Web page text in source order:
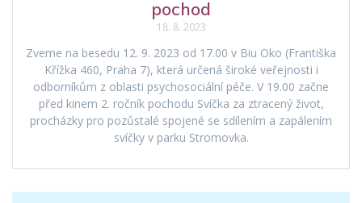
pochod
18. 8. 2023
Zveme na besedu 12. 9. 2023 od 17.00 v Biu Oko (Františka
Křížka 460, Praha 7), která určená široké veřejnosti i
odborníkům z oblasti psychosociální péče. V 19.00 začne
před kinem 2. ročník pochodu Svíčka za ztracený život,
procházky pro pozůstalé spojené se sdílením a zapálením
svíčky v parku Stromovka.